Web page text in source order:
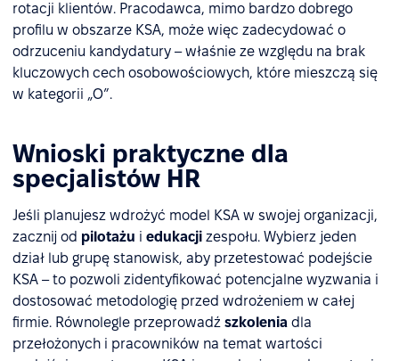
rotacji klientów. Pracodawca, mimo bardzo dobrego
profilu w obszarze KSA, może więc zadecydować o
odrzuceniu kandydatury – właśnie ze względu na brak
kluczowych cech osobowościowych, które mieszczą się
w kategorii „O”.
Wnioski praktyczne dla
specjalistów HR
Jeśli planujesz wdrożyć model KSA w swojej organizacji,
zacznij od pilotażu i edukacji zespołu. Wybierz jeden
dział lub grupę stanowisk, aby przetestować podejście
KSA – to pozwoli zidentyfikować potencjalne wyzwania i
dostosować metodologię przed wdrożeniem w całej
firmie. Równolegle przeprowadź szkolenia dla
przełożonych i pracowników na temat wartości